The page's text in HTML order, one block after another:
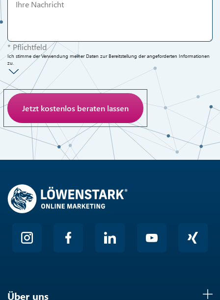
* Pflichtfeld
Ich stimme der Verwendung meiner Daten zur Bereitstellung der angeforderten Informationen
zu.
Anti-Roboter-Verifizierung
Hier klicken
Über uns